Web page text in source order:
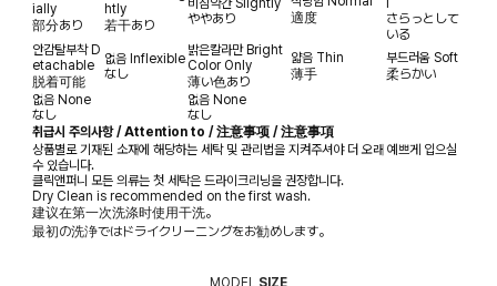
ially
部分あり
htly
若干あり
ややあり
適度
さらっとして
いる
안감탈부착 D
etachable
脱着可能
없음 Inflexible
なし
밝은칼라만 Bright
Color Only
薄い色あり
얇음 Thin
薄手
부드러움 Soft
柔らかい
없음 None
なし
없음 None
なし
취급시 주의사항 / Attention to / 注意事项 / 注意事項
상품별로 기재된 소재에 해당하는 세탁 및 관리법을 지켜주셔야 더 오래 예쁘게 입으실
수 있습니다.
클릭앤퍼니 모든 의류는 첫 세탁은 드라이크리닝을 권장합니다.
Dry Clean is recommended on the first wash.
建议在第一次洗涤时使用干洗。
最初の洗浄ではドライクリーニングをお勧めします。
MODEL SIZE